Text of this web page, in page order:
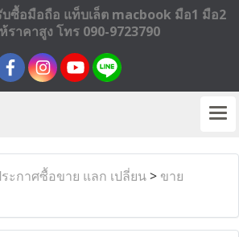
ซื้อมือถือ แท็บเล็ต macbook มือ1 มือ2
ราคาสูง โทร 090-9723790
ะกาศซื้อขาย แลก เปลี่ยน> ขาย